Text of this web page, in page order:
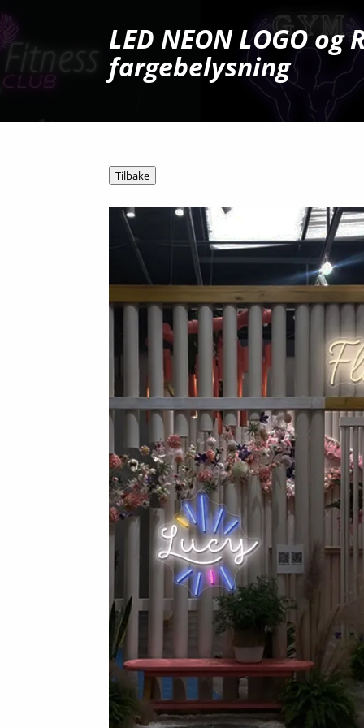
LED NEON LOGO og
fargebelysning
Tilbake